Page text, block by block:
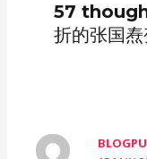
57
折的张国